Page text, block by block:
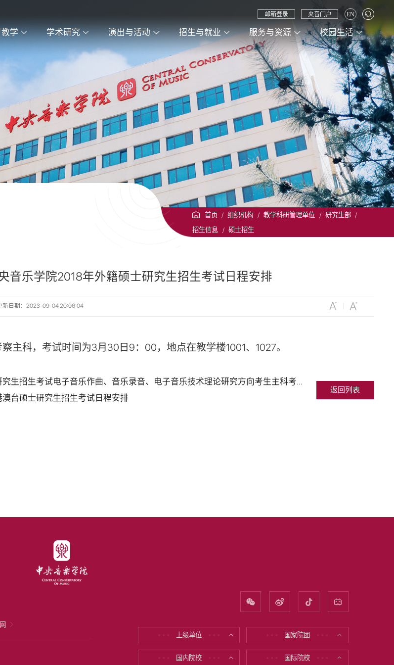
学 学术研究 演出与活动 招生与就业 服务与资源 校园生活
邮箱登录 央音门户 EN
首页 / 组织机构 / 教学科研管理单位 / 研究生部 /
招生信息
/ 硕士招生
音乐学院2018年外籍硕士研究生招生考试日程安排
新日期：2023-09-04 20:06:04
科，考试时间为3月30日9：00，地点在教学楼1001、1027。
上一条：中央音乐学院2018年研究生招生考试电子音乐作曲、音乐录音、电子音乐技术理论研究方向考生主科考试最新通知
台硕士研究生招生考试日程安排
返回列表
* * * 上级单位 * * * * * * 国家院团 * * *
* * * 国内院校 * * * * * * 国际院校 * * *